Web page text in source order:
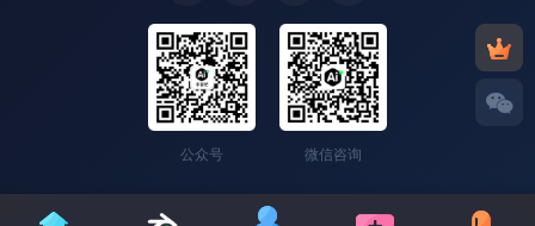
公众号 微信咨询